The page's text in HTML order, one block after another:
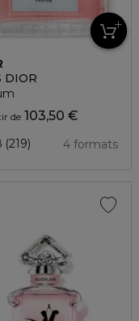
DIOR
de103,50 €
4 formats
219